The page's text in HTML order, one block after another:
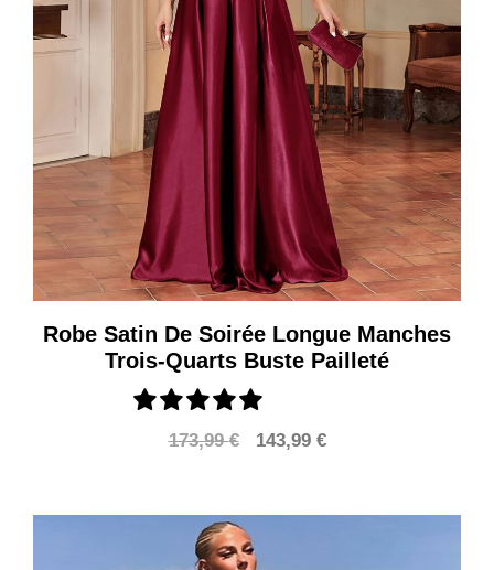
Robe Satin De Soirée Longue Manches
Trois-Quarts Buste Pailleté
173,99€
Le
était :
173,99 €.
143,99 €Le
est :